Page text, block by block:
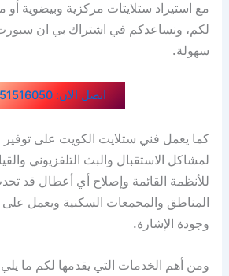
مع استيراد ستلايتات مركزية وبيضوية أو
سهولة.
اتصل الان: 51516050
كما يعمل فني ستلايت الكويت على توفير
لمشاكل الاستقبال والبث التلفزيوني
للأنظمة القائمة وإصلاح أي أعطال قد
المناطق والمجمعات السكنية ويعمل
وجودة الإشارة.
ومن أهم الخدمات التي يقدمها لكم ما